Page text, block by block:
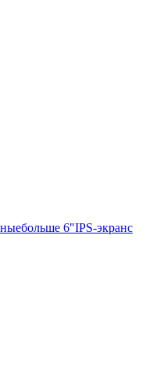
больше 6"IPS-экранс